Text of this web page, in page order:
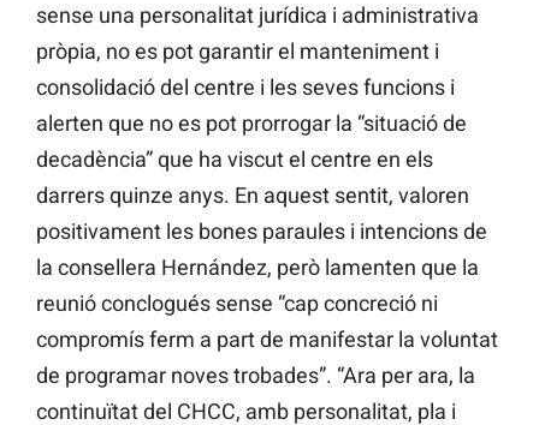
sense una personalitat jurídica i administrativa
pròpia, no es pot garantir el manteniment i
consolidació del centre i les seves funcions i
alerten que no es pot prorrogar la “situació de
decadència” que ha viscut el centre en els
darrers quinze anys. En aquest sentit, valoren
positivament les bones paraules i intencions de
la consellera Hernández, però lamenten que la
reunió conclogués sense “cap concreció ni
compromís ferm a part de manifestar la voluntat
de programar noves trobades”. “Ara per ara, la
continuïtat del CHCC, amb personalitat, pla i